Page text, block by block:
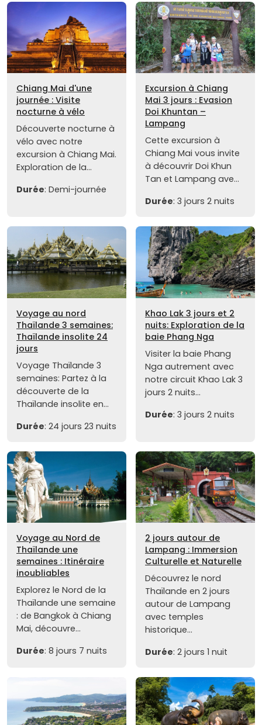
Chiang Mai d'une
journée : Visite
nocturne à vélo
Découverte nocturne à
vélo avec notre
excursion à Chiang Mai.
Exploration de la...
Durée: Demi-journée
Excursion à Chiang
Mai 3 jours : Evasion
Doi Khuntan –
Lampang
Cette excursion à
Chiang Mai vous invite
à découvrir Doi Khun
Tan et Lampang ave...
Durée: 3 jours 2 nuits
Voyage au nord
Thaïlande 3 semaines:
Thaïlande insolite 24
jours
Voyage Thaïlande 3
semaines: Partez à la
découverte de la
Thaïlande insolite en...
Durée: 24 jours 23 nuits
Khao Lak 3 jours et 2
nuits: Exploration de la
baie Phang Nga
Visiter la baie Phang
Nga autrement avec
notre circuit Khao Lak 3
jours 2 nuits...
Durée: 3 jours 2 nuits
Voyage au Nord de
Thaïlande une
semaines : Itinéraire
inoubliables
Explorez le Nord de la
Thaïlande une semaine
: de Bangkok à Chiang
Mai, découvre...
Durée: 8 jours 7 nuits
2 jours autour de
Lampang : Immersion
Culturelle et Naturelle
Découvrez le nord
Thaïlande en 2 jours
autour de Lampang
avec temples
historique...
Durée: 2 jours 1 nuit